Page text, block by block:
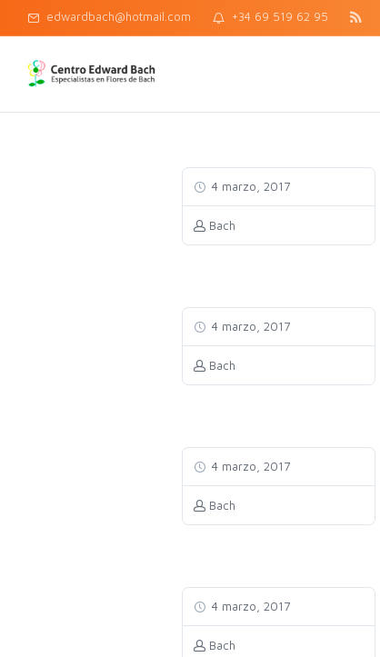
edwardbach@hotmail.com +34 69 519 62 95
4 marzo, 2017
Bach
4 marzo, 2017
Bach
4 marzo, 2017
Bach
4 marzo, 2017
Bach